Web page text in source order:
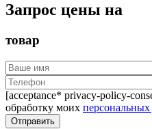
Запрос цены на
товар
[acceptance* privacy-policy-
обработку моих